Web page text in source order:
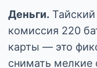
Деньги.
комиссия 220
карты — это
снимать